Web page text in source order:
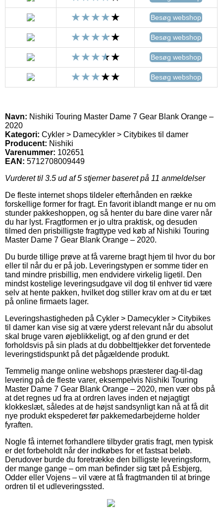
Besøg webshop
Besøg webshop
Besøg webshop
Besøg webshop
Navn: Nishiki Touring Master Dame 7 Gear Blank Orange –
2020
Kategori: Cykler > Damecykler > Citybikes til damer
Producent: Nishiki
Varenummer: 102651
EAN: 5712708009449
Vurderet til 3.5 ud af 5 stjerner baseret på 11 anmeldelser
De fleste internet shops tildeler efterhånden en række
forskellige former for fragt. En favorit iblandt mange er nu om
stunder pakkeshoppen, og så henter du bare dine varer når
du har lyst. Fragtformen er jo ultra praktisk, og desuden
tilmed den prisbilligste fragttype ved køb af Nishiki Touring
Master Dame 7 Gear Blank Orange – 2020.
Du burde tillige prøve at få varerne bragt hjem til hvor du bor
eller til når du er på job. Leveringstypen er somme tider en
tand mindre prisbillig, men endvidere virkelig ligetil. Den
mindst kostelige leveringsudgave vil dog til enhver tid være
selv at hente pakken, hvilket dog stiller krav om at du er tæt
på online firmaets lager.
Leveringshastigheden på Cykler > Damecykler > Citybikes
til damer kan vise sig at være yderst relevant når du absolut
skal bruge varen øjeblikkeligt, og af den grund er det
forholdsvis på sin plads at du dobbelttjekker det forventede
leveringstidspunkt på det pågældende produkt.
Temmelig mange online webshops præsterer dag-til-dag
levering på de fleste varer, eksempelvis Nishiki Touring
Master Dame 7 Gear Blank Orange – 2020, men vær obs på
at det regnes ud fra at ordren laves inden et nøjagtigt
klokkeslæt, således at de højst sandsynligt kan nå at få dit
nye produkt ekspederet før pakkemedarbejderne holder
fyraften.
Nogle få internet forhandlere tilbyder gratis fragt, men typisk
er det forbeholdt når der indkøbes for et fastsat beløb.
Derudover burde du foretrække den billigste leveringsform,
der mange gange – om man befinder sig tæt på Esbjerg,
Odder eller Vojens – vil være at få fragtmanden til at bringe
ordren til et udleveringssted.